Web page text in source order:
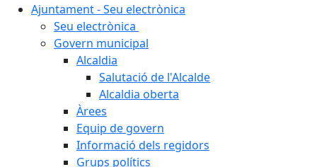
Ajuntament - Seu electrònica
Seu electrònica
Govern municipal
Alcaldia
Salutació de l'Alcalde
Alcaldia oberta
Àrees
Equip de govern
Informació dels regidors
Grups polítics